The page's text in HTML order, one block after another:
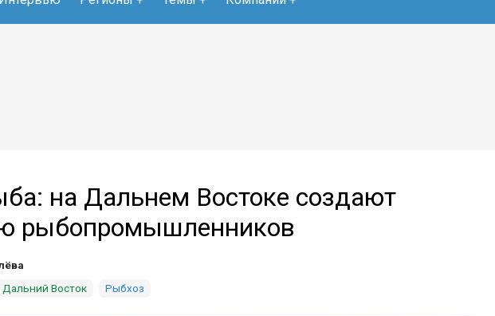
на Дальнем Востоке создают
рыбопромышленников
Дальний Восток Рыбхоз